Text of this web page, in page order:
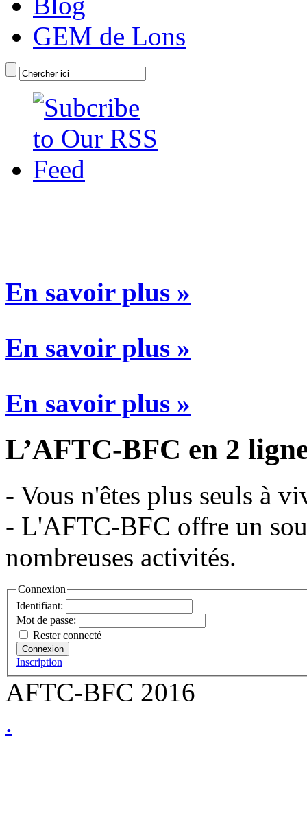
GEM de Lons
En savoir plus »
En savoir plus »
En savoir plus »
L’AFTC-BFC en 2
- Vous n'êtes plus seuls à
- L'AFTC-BFC offre un
nombreuses activités.
Connexion
Identifiant:
Mot de passe:
Rester connecté
Connexion
Inscription
AFTC-BFC 2016
.